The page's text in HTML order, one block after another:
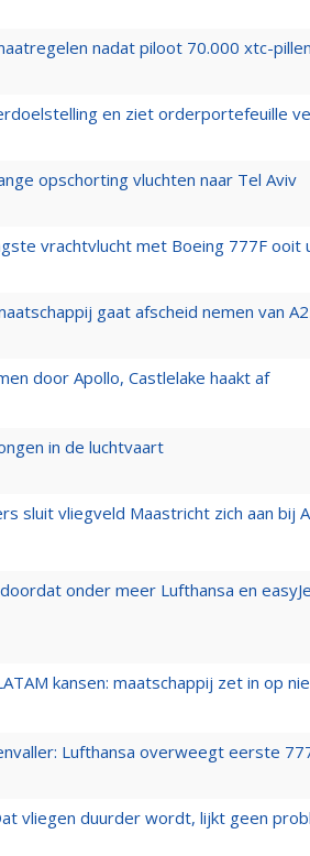
nadat piloot 70.000 xtc-
en ziet orderportefeuille
opschorting vluchten naar Tel Aviv
vrachtvlucht met Boeing 777F ooit
gaat afscheid nemen van
door Apollo, Castlelake haakt af
in de luchtvaart
sluit vliegveld Maastricht zich aan bij
onder meer Lufthansa en
kansen: maatschappij zet in op
Lufthansa overweegt eerste
vliegen duurder wordt, lijkt geen